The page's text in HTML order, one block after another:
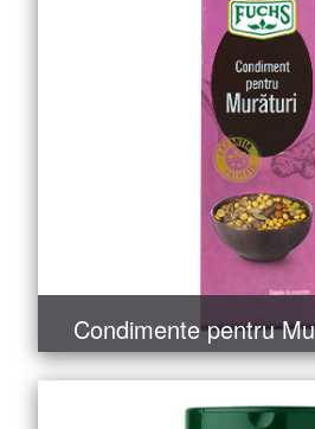
Condimente pentru
MAI MULT